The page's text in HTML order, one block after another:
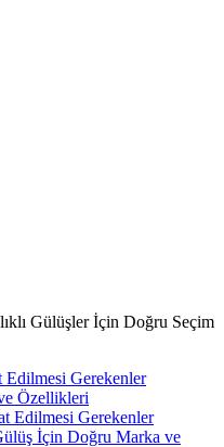
Gülüşler İçin Doğru Seçim
Gerekenler
Özellikleri
Edilmesi Gerekenler
İçin Doğru Marka ve